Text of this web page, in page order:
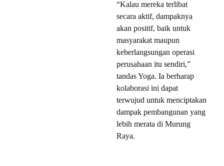
“Kalau mereka terlibat
secara aktif, dampaknya
akan positif, baik untuk
masyarakat maupun
keberlangsungan operasi
perusahaan itu sendiri,”
tandas Yoga. Ia berharap
kolaborasi ini dapat
terwujud untuk menciptakan
dampak pembangunan yang
lebih merata di Murung
Raya.